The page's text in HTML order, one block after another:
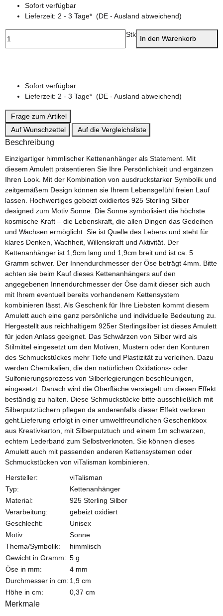
Sofort verfügbar
Lieferzeit: 2 - 3 Tage* (DE - Ausland abweichend)
Stk In den Warenkorb
Sofort verfügbar
Lieferzeit: 2 - 3 Tage* (DE - Ausland abweichend)
Frage zum Artikel
Auf Wunschzettel
Auf die Vergleichsliste
Beschreibung
Einzigartiger himmlischer Kettenanhänger als Statement. Mit
diesem Amulett präsentieren Sie Ihre Persönlichkeit und ergänzen
Ihren Look. Mit der Kombination von ausdruckstarker Symbolik und
zeitgemäßem Design können sie Ihrem Lebensgefühl freien Lauf
lassen. Hochwertiges gebeizt oxidiertes 925 Sterling Silber
designed zum Motiv Sonne. Die Sonne symbolisiert die höchste
kosmische Kraft – die Lebenskraft, die allen Dingen das Gedeihen
und Wachsen ermöglicht. Sie ist Quelle des Lebens und steht für
klares Denken, Wachheit, Willenskraft und Aktivität. Der
Kettenanhänger ist 1,9cm lang und 1,9cm breit und ist ca. 5
Gramm schwer. Der Innendurchmesser der Öse beträgt 4mm. Bitte
achten sie beim Kauf dieses Kettenanhängers auf den
angegebenen Innendurchmesser der Öse damit dieser sich auch
mit Ihrem eventuell bereits vorhandenem Kettensystem
kombinieren lässt. Als Geschenk für Ihre Liebsten kommt diesem
Amulett auch eine ganz persönliche und individuelle Bedeutung zu.
Hergestellt aus reichhaltigem 925er Sterlingsilber ist dieses Amulett
für jeden Anlass geeignet. Das Schwärzen von Silber wird als
Stilmittel eingesetzt um den Motiven, Mustern oder den Konturen
des Schmuckstückes mehr Tiefe und Plastizität zu verleihen. Dazu
werden Chemikalien, die den natürlichen Oxidations- oder
Sulfonierungsprozess von Silberlegierungen beschleunigen,
eingesetzt. Danach wird die Oberfläche versiegelt um diesen Effekt
beständig zu halten. Diese Schmuckstücke bitte ausschließlich mit
Silberputztüchern pflegen da anderenfalls dieser Effekt verloren
geht.Lieferung erfolgt in einer umweltfreundlichen Geschenkbox
aus Kreativkarton, mit Silberputztuch und einem 1m schwarzen,
echtem Lederband zum Selbstverknoten. Sie können dieses
Amulett auch mit passenden anderen Kettensystemen oder
Schmuckstücken von viTalisman kombinieren.
Hersteller:
viTalisman
Typ:
Kettenanhänger
Material:
925 Sterling Silber
Verarbeitung:
gebeizt oxidiert
Geschlecht:
Unisex
Motiv:
Sonne
Thema/Symbolik:
himmlisch
Gewicht in Gramm: 5 g
Öse in mm:
4 mm
Durchmesser in cm: 1,9 cm
Höhe in cm:
0,37 cm
Merkmale